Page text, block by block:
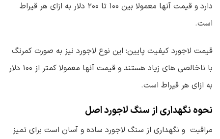
دارد و قیمت آنها معمولا بین ۱۰۰ تا ۲۰۰ دلار به ازای هر قیراط
است.
قیمت لاجورد کیفیت پایین: این نوع لاجورد نیز به صورت کمرنگ
با ناخالصی های زیاد هستند و قیمت آنها معمولا کمتر از ۱۰۰ دلار
به ازای هر قیراط است.
نحوه نگهداری از سنگ لاجورد اصل
مراقبت و نگهداری از سنگ لاجورد ساده و آسان است برای تمیز